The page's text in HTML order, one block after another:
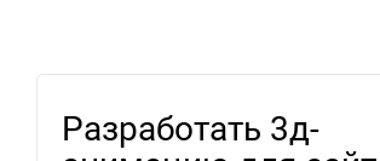
Разработать 3д-